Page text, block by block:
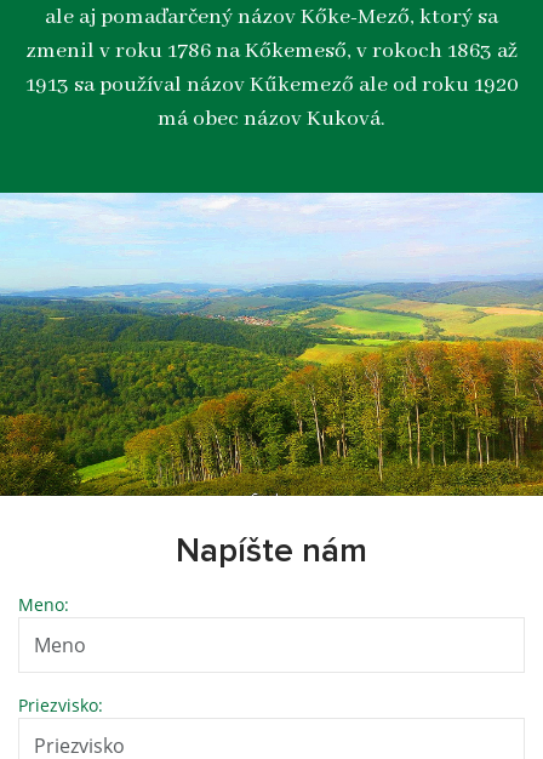
ale aj pomaďarčený názov Kőke-Mező, ktorý sa
zmenil v roku 1786 na Kőkemeső, v rokoch 1863 až
1913 sa používal názov Kűkemező ale od roku 1920
má obec názov Kuková.
Napíšte nám
Meno:
Priezvisko: